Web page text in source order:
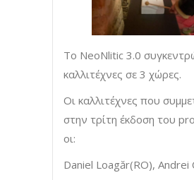
Το NeoNlitic 3.0
καλλιτέχνες σε 3 χώρες.
Οι καλλιτέχνες που
στην τρίτη έκδοση του
οι:
Daniel Loagăr(RO), Andrei